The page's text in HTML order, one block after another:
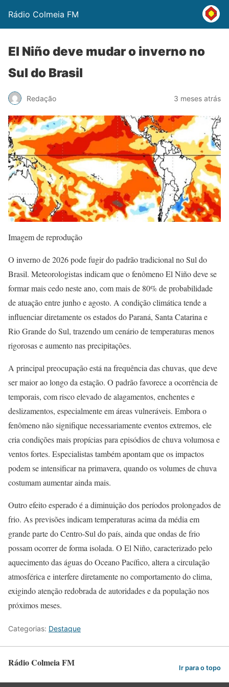
Rádio Colmeia FM
El Niño deve mudar o inverno no
Sul do Brasil
Redação 3 meses atrás
Imagem de reprodução
O inverno de 2026 pode fugir do padrão tradicional no Sul do
Brasil. Meteorologistas indicam que o fenômeno El Niño deve se
formar mais cedo neste ano, com mais de 80% de probabilidade
de atuação entre junho e agosto. A condição climática tende a
influenciar diretamente os estados do Paraná, Santa Catarina e
Rio Grande do Sul, trazendo um cenário de temperaturas menos
rigorosas e aumento nas precipitações.
A principal preocupação está na frequência das chuvas, que deve
ser maior ao longo da estação. O padrão favorece a ocorrência de
temporais, com risco elevado de alagamentos, enchentes e
deslizamentos, especialmente em áreas vulneráveis. Embora o
fenômeno não signifique necessariamente eventos extremos, ele
cria condições mais propícias para episódios de chuva volumosa e
ventos fortes. Especialistas também apontam que os impactos
podem se intensificar na primavera, quando os volumes de chuva
costumam aumentar ainda mais.
Outro efeito esperado é a diminuição dos períodos prolongados de
frio. As previsões indicam temperaturas acima da média em
grande parte do Centro-Sul do país, ainda que ondas de frio
possam ocorrer de forma isolada. O El Niño, caracterizado pelo
aquecimento das águas do Oceano Pacífico, altera a circulação
atmosférica e interfere diretamente no comportamento do clima,
exigindo atenção redobrada de autoridades e da população nos
próximos meses.
Categorias: Destaque
Rádio Colmeia FM Ir para o topo